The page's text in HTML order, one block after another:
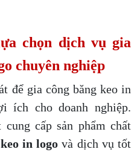
chọn dịch vụ gia
chuyên nghiệp
để gia công băng keo in
ích cho doanh nghiệp.
cấp sản phẩm chất
in logovà dịch vụ tốt